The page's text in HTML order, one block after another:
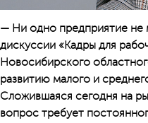
— Ни одно предприятие не
дискуссии «Кадры для
Новосибирского
развитию малого и
Сложившаяся сегодня на
вопрос требует